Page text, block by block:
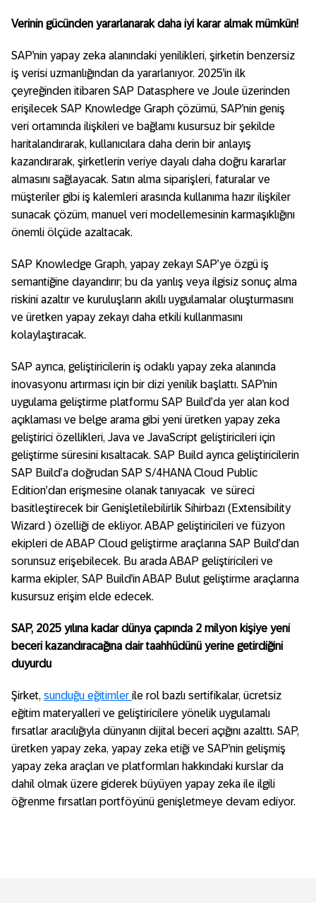
Verinin gücünden yararlanarak daha iyi karar almak mümkün!
SAP’nin yapay zeka alanındaki yenilikleri, şirketin benzersiz
iş verisi uzmanlığından da yararlanıyor. 2025’in ilk
çeyreğinden itibaren SAP Datasphere ve Joule üzerinden
erişilecek SAP Knowledge Graph çözümü, SAP’nin geniş
veri ortamında ilişkileri ve bağlamı kusursuz bir şekilde
haritalandırarak, kullanıcılara daha derin bir anlayış
kazandırarak, şirketlerin veriye dayalı daha doğru kararlar
almasını sağlayacak. Satın alma siparişleri, faturalar ve
müşteriler gibi iş kalemleri arasında kullanıma hazır ilişkiler
sunacak çözüm, manuel veri modellemesinin karmaşıklığını
önemli ölçüde azaltacak.
SAP Knowledge Graph, yapay zekayı SAP’ye özgü iş
semantiğine dayandırır; bu da yanlış veya ilgisiz sonuç alma
riskini azaltır ve kuruluşların akıllı uygulamalar oluşturmasını
ve üretken yapay zekayı daha etkili kullanmasını
kolaylaştıracak.
SAP ayrıca, geliştiricilerin iş odaklı yapay zeka alanında
inovasyonu artırması için bir dizi yenilik başlattı. SAP’nin
uygulama geliştirme platformu SAP Build’da yer alan kod
açıklaması ve belge arama gibi yeni üretken yapay zeka
geliştirici özellikleri, Java ve JavaScript geliştiricileri için
geliştirme süresini kısaltacak. SAP Build ayrıca geliştiricilerin
SAP Build’a doğrudan SAP S/4HANA Cloud Public
Edition’dan erişmesine olanak tanıyacak ve süreci
basitleştirecek bir Genişletilebilirlik Sihirbazı (Extensibility
Wizard ) özelliği de ekliyor. ABAP geliştiricileri ve füzyon
ekipleri de ABAP Cloud geliştirme araçlarına SAP Build’dan
sorunsuz erişebilecek. Bu arada ABAP geliştiricileri ve
karma ekipler, SAP Build’in ABAP Bulut geliştirme araçlarına
kusursuz erişim elde edecek.
SAP, 2025 yılına kadar dünya çapında 2 milyon kişiye yeni
beceri kazandıracağına dair taahhüdünü yerine getirdiğini
duyurdu
Şirket, sunduğu eğitimler ile rol bazlı sertifikalar, ücretsiz
eğitim materyalleri ve geliştiricilere yönelik uygulamalı
fırsatlar aracılığıyla dünyanın dijital beceri açığını azalttı. SAP,
üretken yapay zeka, yapay zeka etiği ve SAP’nin gelişmiş
yapay zeka araçları ve platformları hakkındaki kurslar da
dahil olmak üzere giderek büyüyen yapay zeka ile ilgili
öğrenme fırsatları portföyünü genişletmeye devam ediyor.